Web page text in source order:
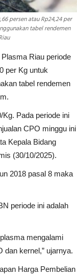
persen atau Rp24,24 per
tabel rendemen
Riau periode
per Kg untuk
tabel rendemen
Pada periode ini
CPO minggu ini
Kepala Bidang
(30/10/2025).
2018 pasal 8 maka
periode ini adalah
mengalami
dan kernel,” ujarnya.
Harga Pembelian